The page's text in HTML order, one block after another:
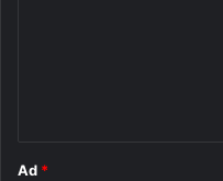
Ad *